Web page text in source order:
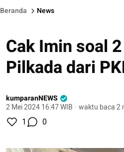
Beranda News
Cak Imin soal
Pilkada dari
kumparanNEWS
2 Mei 2024 16:47 WIB · waktu baca 2
1 0